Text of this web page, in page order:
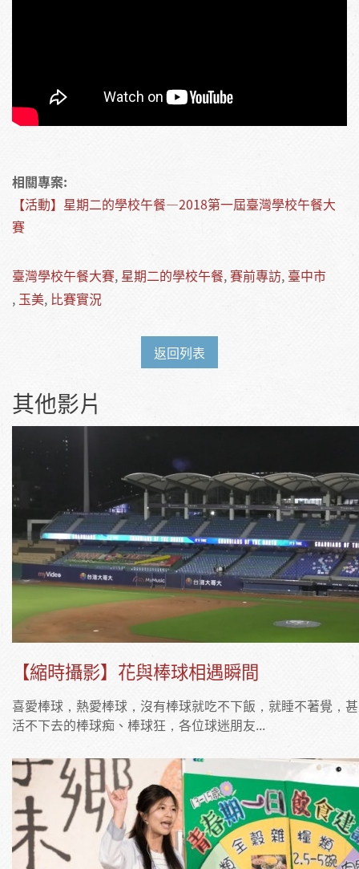
相關專案:
【活動】星期二的學校午餐—2018第一屆臺灣學校午餐大
賽
臺灣學校午餐大賽 星期二的學校午餐 賽前專訪 臺中市
玉美 比賽實況
返回列表
其他影片
【縮時攝影】花與棒球相遇瞬間
喜愛棒球，熱愛棒球，沒有棒球就吃不下飯，就睡不著覺，
活不下去的棒球痴、棒球狂，各位球迷朋友...